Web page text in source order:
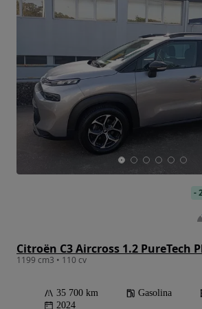
Citroën C3 Aircross 1.2 PureTech
1199 cm3 • 110 cv
35 700 km Gasolina
2024
-